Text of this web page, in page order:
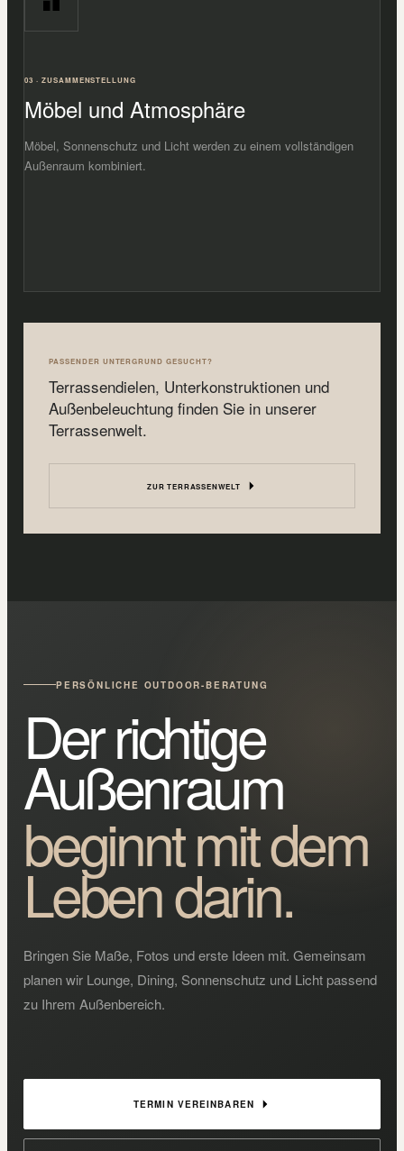
03 · ZUSAMMENSTELLUNG
Möbel und Atmosphäre
Möbel, Sonnenschutz und Licht werden zu einem vollständigen
Außenraum kombiniert.
PASSENDER UNTERGRUND GESUCHT?
Terrassendielen, Unterkonstruktionen und
Außenbeleuchtung finden Sie in unserer
Terrassenwelt.
ZUR TERRASSENWELT
PERSÖNLICHE OUTDOOR-BERATUNG
Der richtige
Außenraum
beginnt mit dem
Leben darin.
Bringen Sie Maße, Fotos und erste Ideen mit. Gemeinsam
planen wir Lounge, Dining, Sonnenschutz und Licht passend
zu Ihrem Außenbereich.
TERMIN VEREINBAREN